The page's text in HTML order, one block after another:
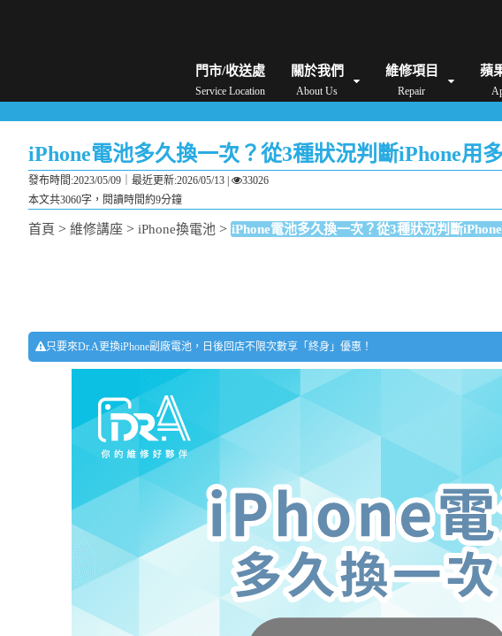
門市/收送處
Service Location
關於我們
About Us
維修項目
Repair
蘋
Android手機維修/價格 MacBook維修/價格 iPad維修/價格
iPhone電池多久換一次？從3種狀況判斷iPhone用
發布時間:2023/05/09｜ 最近更新:2026/05/13
33026
本文共3060字，閱讀時間約9分鐘
首頁 > 維修講座 > iPhone換電池 > iPhone電池多久換一次？從3種狀況判斷
只要來Dr.A更換iPhone副廠電池，日後回店不限次數享「終身」優惠！